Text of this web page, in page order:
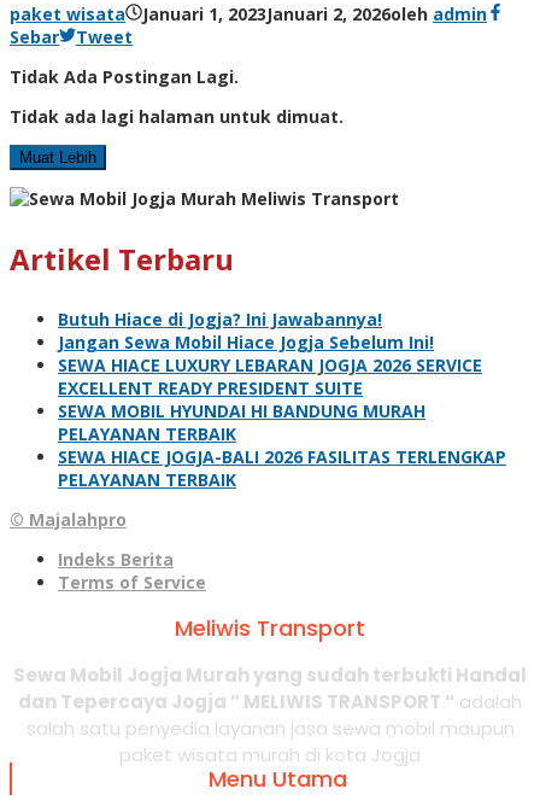
paket wisata
Januari 1, 2023Januari 2, 2026oleh admin
Sebar
Tweet
Tidak Ada Postingan Lagi.
Tidak ada lagi halaman untuk dimuat.
Muat Lebih
Artikel Terbaru
Butuh Hiace di Jogja? Ini Jawabannya!
Jangan Sewa Mobil Hiace Jogja Sebelum Ini!
SEWA HIACE LUXURY LEBARAN JOGJA 2026 SERVICE
EXCELLENT READY PRESIDENT SUITE
SEWA MOBIL HYUNDAI HI BANDUNG MURAH
PELAYANAN TERBAIK
SEWA HIACE JOGJA-BALI 2026 FASILITAS TERLENGKAP
PELAYANAN TERBAIK
© Majalahpro
Indeks Berita
Terms of Service
Meliwis Transport
Sewa Mobil Jogja Murah yang sudah terbukti Handal
dan Tepercaya Jogja ” MELIWIS TRANSPORT “ adalah
salah satu penyedia layanan jasa sewa mobil maupun
paket wisata murah di kota Jogja
Menu Utama